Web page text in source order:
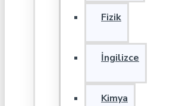
Fizik
İngilizce
Kimya